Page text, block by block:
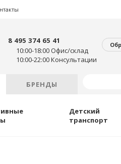
8 495 374 65 41
10:00-18:00 Офис/склад
10:00-22:00 Консультации
БРЕНДЫ
Детский
транспорт